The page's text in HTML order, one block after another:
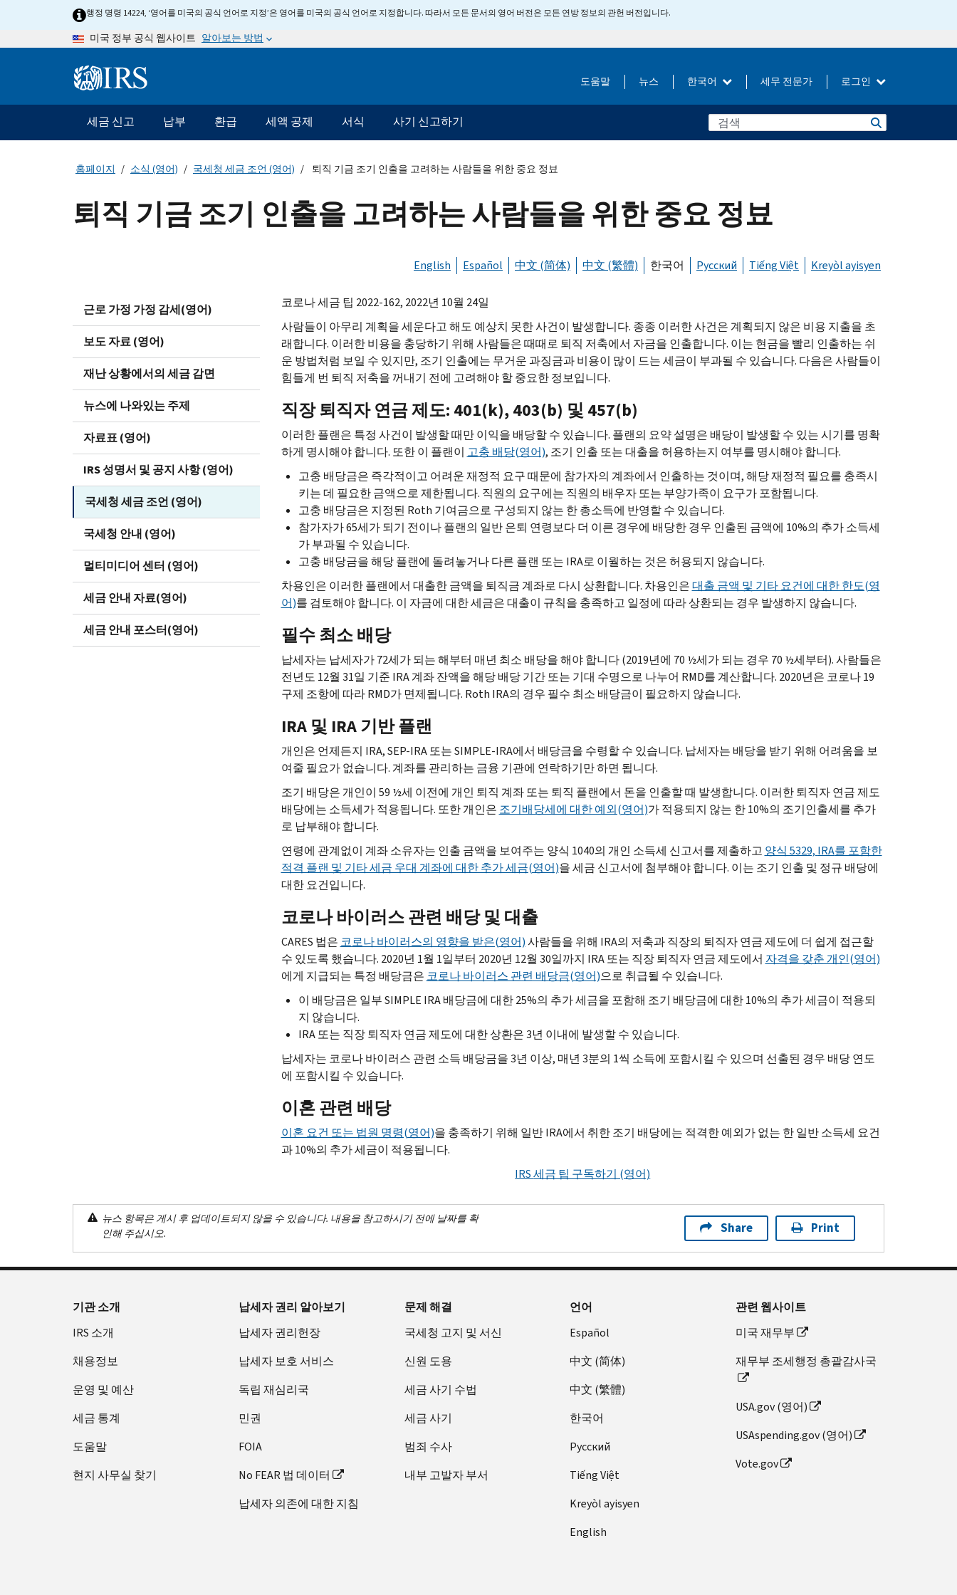
행정 명령 14224, ‘영어를 미국의 공식 언어로 지정’은 영어를 미국의 공식 언어로 지정합니다. 따라서 모든 문서의 영어 버전은 모든 연방 정보의 관헌 버전입니다.
미국 정부 공식 웹사이트 알아보는 방법
Information 도움말 뉴스 한국어 세무 전문가 로그인
메
인
네
게
이
세금 신고 납부 환급 세액 공제 서식 사기 신고하기
홈페이지 소식 (영어) 국세청 세금 조언 (영어) 퇴직 기금 조기 인출을 고려하는 사람들을 위한 중요 정뵤
퇴직 기금 조기 인출을 고려하는 사람들을 위한 중요 정뵤
English Español 中文 (简体) 中文 (繁體) 한국어 Русский Tiếng Việt Kreyòl ayisyen
근로 가정 가정 감세(영어)
보도 자료 (영어)
재난 상황에서의 세금 감면
뉴스에 나와있는 주제
자료표 (영어)
IRS 성명서 및 공지 사항 (영어)
국세청 세금 조언 (영어)
국세청 안내 (영어)
멀티미디어 센터 (영어)
세금 안내 자료(영어)
세금 안내 포스터(영어)
코로나 세금 팁 2022-162, 2022년 10월 24일
사람들이 아무리 계획을 세운다고 해도 예상치 못한 사건이 발생합니다. 종종 이러한 사건은 계획되지 않은 비용 지출을 초
래합니다. 이러한 비용을 충당하기 위해 사람들은 때때로 퇴직 저축에서 자금을 인출합니다. 이는 현금을 빨리 인출하는 쉬
운 방법처럼 보일 수 있지만, 조기 인출에는 무거운 과징금과 비용이 많이 드는 세금이 부과될 수 있습니다. 다음은 사람들이
힘들게 번 퇴직 저축을 꺼내기 전에 고려해야 할 중요한 정보입니다.
직장 퇴직자 연금 제도: 401(k), 403(b) 및 457(b)
이러한 플랜은 특정 사건이 발생할 때만 이익을 배당할 수 있습니다. 플랜의 요약 설명은 배당이 발생할 수 있는 시기를 명확
하게 명시해야 합니다. 또한 이 플랜이 고충 배당(영어), 조기 인출 또는 대출을 허용하는지 여부를 명시해야 합니다.
고충 배당금은 즉각적이고 어려운 재정적 요구 때문에 참가자의 계좌에서 인출하는 것이며, 해당 재정적 필요를 충족시
키는 데 필요한 금액으로 제한됩니다. 직원의 요구에는 직원의 배우자 또는 부양가족이 요구가 포함됩니다.
고충 배당금은 지정된 Roth 기여금으로 구성되지 않는 한 총소득에 반영할 수 있습니다.
참가자가 65세가 되기 전이나 플랜의 일반 은퇴 연령보다 더 이른 경우에 배당한 경우 인출된 금액에 10%의 추가 소득세
가 부과될 수 있습니다.
고충 배당금을 해당 플랜에 돌려놓거나 다른 플랜 또는 IRA로 이월하는 것은 허용되지 않습니다.
차용인은 이러한 플랜에서 대출한 금액을 퇴직금 계좌로 다시 상환합니다. 차용인은대출 금액 및 기타 요건에 대한 한도(영
어)를 검토해야 합니다. 이 자금에 대한 세금은 대출이 규칙을 충족하고 일정에 따라 상환되는 경우 발생하지 않습니다.
필수 최소 배당
납세자는 납세자가 72세가 되는 해부터 매년 최소 배당을 해야 합니다 (2019년에 70 ½세가 되는 경우 70 ½세부터). 사람들은
전년도 12월 31일 기준 IRA계좌 잔액을 해당 배당 기간 또는 기대 수명으로 나누어 RMD를 계산합니다. 2020년은 코로나 19
구제 조항에 따라RMD가 면제됩니다. Roth IRA의 경우 필수 최소 배당금이 필요하지 않습니다.
IRA 및 IRA기반 플랜
개인은 언제든지 IRA, SEP-IRA또는SIMPLE-IRA에서 배당금을 수령할 수 있습니다. 납세자는 배당을 받기 위해 어려움을 보
여줄 필요가 없습니다. 계좌를 관리하는 금융 기관에 연락하기만 하면 됩니다.
조기 배당은 개인이 59 ½세 이전에 개인 퇴직 계좌 또는 퇴직 플랜에서 돈을 인출할 때 발생합니다. 이러한 퇴직자 연금 제도
배당에는 소득세가 적용됩니다. 또한 개인은 조기배당세에 대한 예외(영어)가 적용되지 않는 한 10%의 조기인출세를 추가
로 납부해야 합니다.
연령에 관계없이 계좌 소유자는 인출 금액을 보여주는 양식 1040의 개인 소득세 신고서를 제출하고 양식 5329, IRA를 포함한
적격 플랜 및 기타 세금 우대 계좌에 대한 추가 세금(영어)을 세금 신고서에 첨부해야 합니다. 이는 조기 인출 및 정규 배당에
대한 요건입니다.
코로나 바이러스 관련 배당 및 대출
CARES 법은 코로나 바이러스의 영향을 받은(영어)사람들을 위해 IRA의 저축과 직장의 퇴직자 연금 제도에 더 쉽게 접근할
수 있도록 했습니다. 2020년 1월 1일부터 2020년 12월 30일까지 IRA또는 직장 퇴직자 연금 제도에서 자격을 갖춘 개인(영어)
에게 지급되는 특정 배당금은 코로나 바이러스 관련 배당금(영어)으로 취급될 수 있습니다.
이 배당금은 일부SIMPLE IRA배당금에 대한 25%의 추가 세금을 포함해 조기 배당금에 대한 10%의 추가 세금이 적용되
지 않습니다.
IRA또는 직장 퇴직자 연금 제도에 대한 상환은 3년 이내에 발생할 수 있습니다.
납세자는 코로나 바이러스 관련 소득 배당금을 3년 이상, 매년 3분의 1씩 소득에 포함시킬 수 있으며 선출된 경우 배당 연도
에 포함시킬 수 있습니다.
이혼 관련 배당
이혼 요건 또는 법원 명령(영어)을 충족하기 위해 일반IRA에서 취한 조기 배당에는 적격한 예외가 없는 한 일반 소득세 요건
과 10%의 추가 세금이 적용됩니다.
IRS세금 팁 구독하기 (영어)
뉴스 항목은 게시 후 업데이트되지 않을 수 있습니다. 내용을 참고하시기 전에 날짜를 확
인해 주십시오.
Share Print
기관 소개
IRS 소개
채용정보
운영 및 예산
세금 통계
도움말
현지 사무실 찾기
납세자 권리 알아보기
납세자 권리헌장
납세자 보호 서비스
독립 재심리국
민권
FOIA
No FEAR 법 데이터
납세자 의존에 대한 지침
문제 해결
국세청 고지 및 서신
신원 도용
세금 사기 수법
세금 사기
범죄 수사
내부 고발자 부서
언어
Español
中文 (简体)
中文 (繁體)
한국어
Pусский
Tiếng Việt
Kreyòl ayisyen
English
관련 웹사이트
미국 재무부
재무부 조세행정 총괄감사국
USA.gov (영어)
USAspending.gov (영어)
Vote.gov